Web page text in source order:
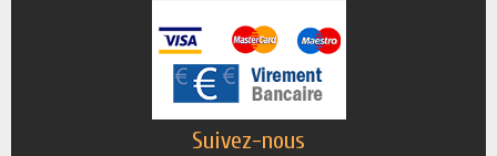
Suivez-nous